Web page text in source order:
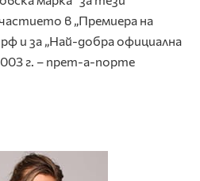
в „Премиера на
и за „Най-добра официална
г. – прет-а-порте